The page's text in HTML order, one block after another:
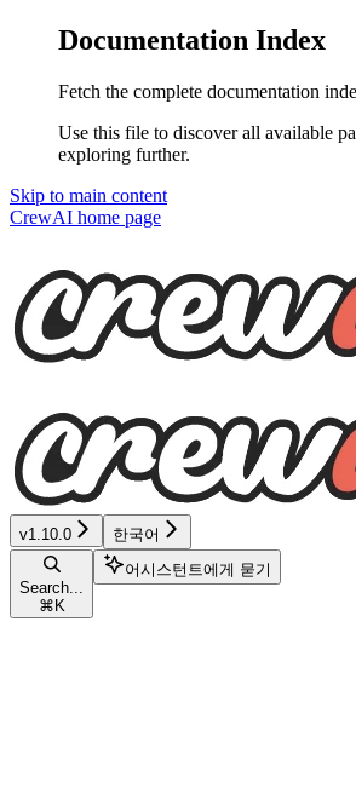
Documentation Index
Fetch the complete documentation
Use this file to discover all available
exploring further.
Skip to main content
CrewAI home page
v1.10.0 한국어
Search...
⌘ K
어시스턴트에게 묻기